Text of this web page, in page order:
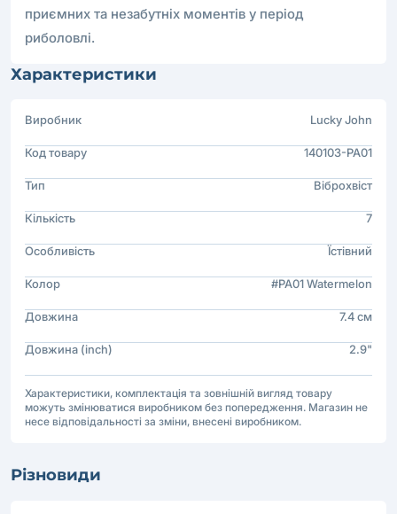
приємних та незабутніх моментів у період
риболовлі.
Характеристики
Виробник Lucky John
Код товару 140103-PA01
Тип Віброхвіст
Кількість 7
Особливість Їстівний
Колор #PA01 Watermelon
Довжина 7.4 см
Довжина (inch) 2.9"
Характеристики, комплектація та зовнішній вигляд товару
можуть змінюватися виробником без попередження. Магазин не
несе відповідальності за зміни, внесені виробником.
Різновиди